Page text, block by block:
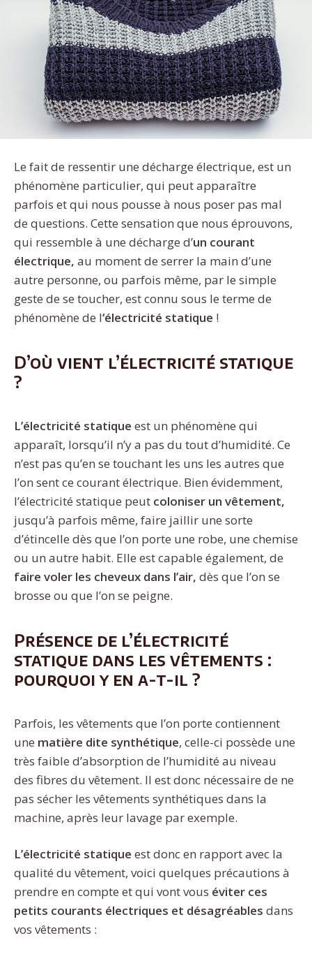
Le fait de ressentir une décharge électrique, est un
phénomène particulier, qui peut apparaître
parfois et qui nous pousse à nous poser pas mal
de questions. Cette sensation que nous éprouvons,
qui ressemble à une décharge d’un courant
électrique, au moment de serrer la main d’une
autre personne, ou parfois même, par le simple
geste de se toucher, est connu sous le terme de
phénomène de l‘électricité statique !
D’où vient l’électricité statique
?
L’électricité statique est un phénomène qui
apparaît, lorsqu’il n’y a pas du tout d’humidité. Ce
n’est pas qu’en se touchant les uns les autres que
l’on sent ce courant électrique. Bien évidemment,
l’électricité statique peut coloniser un vêtement,
jusqu’à parfois même, faire jaillir une sorte
d’étincelle dès que l’on porte une robe, une chemise
ou un autre habit. Elle est capable également, de
faire voler les cheveux dans l’air, dès que l’on se
brosse ou que l’on se peigne.
Présence de l’électricité
statique dans les vêtements :
pourquoi y en a-t-il ?
Parfois, les vêtements que l’on porte contiennent
une matière dite synthétique, celle-ci possède une
très faible d’absorption de l’humidité au niveau
des fibres du vêtement. Il est donc nécessaire de ne
pas sécher les vêtements synthétiques dans la
machine, après leur lavage par exemple.
L’électricité statique est donc en rapport avec la
qualité du vêtement, voici quelques précautions à
prendre en compte et qui vont vous éviter ces
petits courants électriques et désagréables dans
vos vêtements :